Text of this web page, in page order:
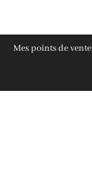
Mes points de vente